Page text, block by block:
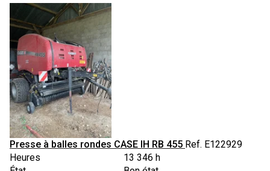
Presse à balles rondes CASE IH RB 455 Ref. E122929
Heures
13 346 h